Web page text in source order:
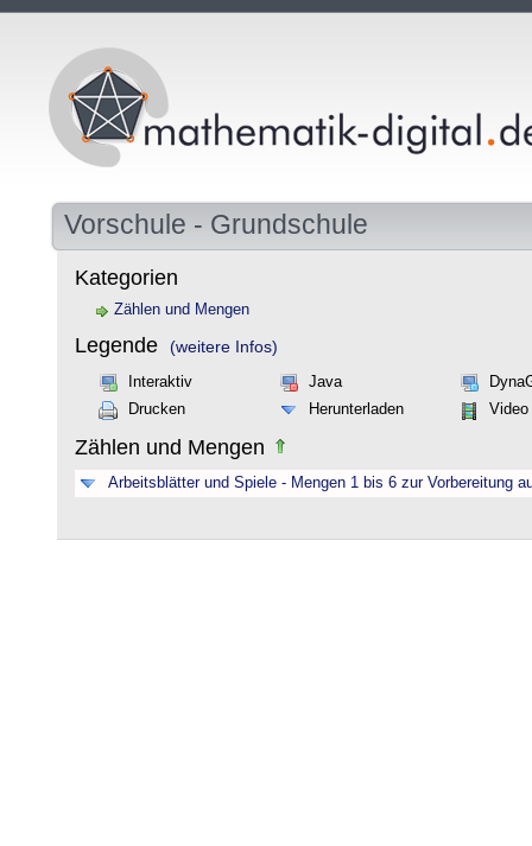
Vorschule - Grundschule
Kategorien
Zählen und Mengen
Legende (weitere Infos)
Interaktiv Java
Drucken
Herunterladen Video
Zählen und Mengen
Arbeitsblätter und Spiele - Mengen 1 bis 6 zur Vorbereitung